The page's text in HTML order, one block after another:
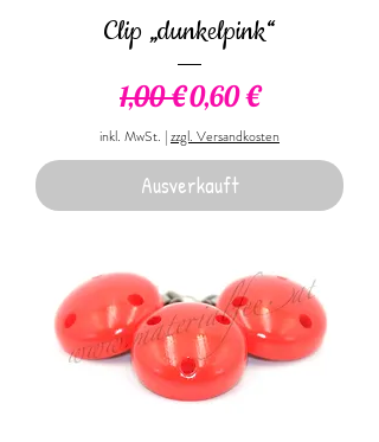
Clip „dunkelpink“
Standardpreis
1,00 €Sale-Preis
0,60 €
inkl. MwSt. |zzgl. Versandkosten
Ausverkauft